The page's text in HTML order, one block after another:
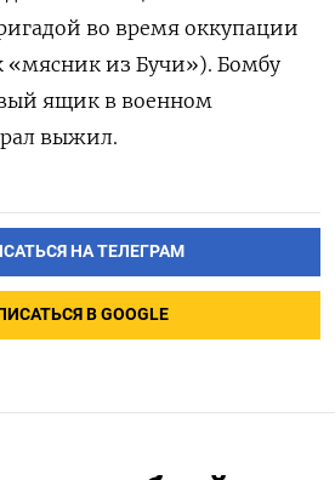
во время оккупации
«мясник из Бучи»). Бомбу
ящик в военном
выжил.
НА ТЕЛЕГРАМ
В GOOGLE